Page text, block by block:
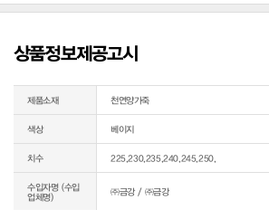
상품정보제공고시
제품소재 천연양가죽
색상 베이지
치수 225,230,235,240,245,250,
수입자명 (수입
업체명)
㈜금강 / ㈜금강